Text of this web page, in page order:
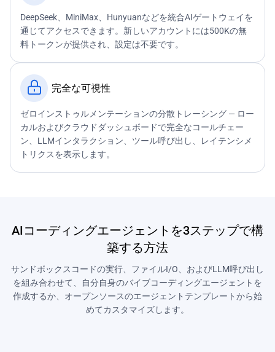
DeepSeek、MiniMax、Hunyuanなどを統合AIゲートウェイを
通じてアクセスできます。新しいアカウントには500Kの無
料トークンが提供され、設定は不要です。
完全な可視性
ゼロインストゥルメンテーションの分散トレーシング — ロー
カルおよびクラウドダッシュボードで完全なコールチェー
ン、LLMインタラクション、ツール呼び出し、レイテンシメ
トリクスを表示します。
AIコーディングエージェントを3ステップで構
築する方法
サンドボックスコードの実行、ファイルI/O、およびLLM呼び出し
を組み合わせて、自分自身のバイブコーディングエージェントを
作成するか、オープンソースのエージェントテンプレートから始
めてカスタマイズします。